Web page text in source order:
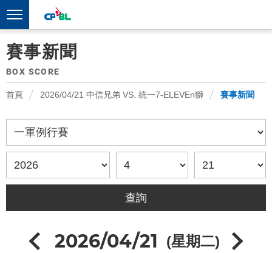
賽事新聞
BOX SCORE
首頁 2026/04/21 中信兄弟 VS. 統一7-ELEVEn獅 賽事新聞
2026/04/21 (星期二)